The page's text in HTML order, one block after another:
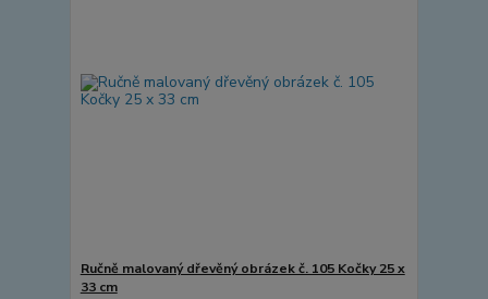
Ručně malovaný dřevěný obrázek č. 105 Kočky 25 x
33 cm